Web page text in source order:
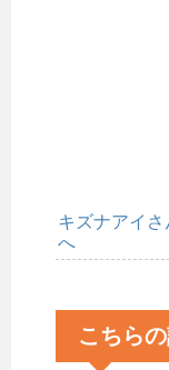
キズナアイ
へ
こちら